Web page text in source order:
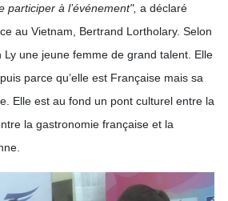
participer à l’événement", a déclaré
au Vietnam, Bertrand Lortholary. Selon
Ly une jeune femme de grand talent. Elle
parce qu’elle est Française mais sa
Elle est au fond un pont culturel entre la
la gastronomie française et la